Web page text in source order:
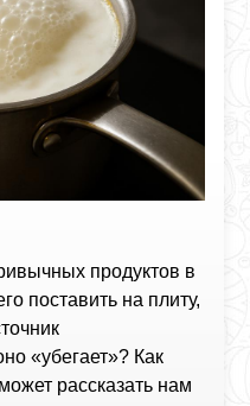
продуктов в
поставить на плиту,
«убегает»? Как
рассказать нам